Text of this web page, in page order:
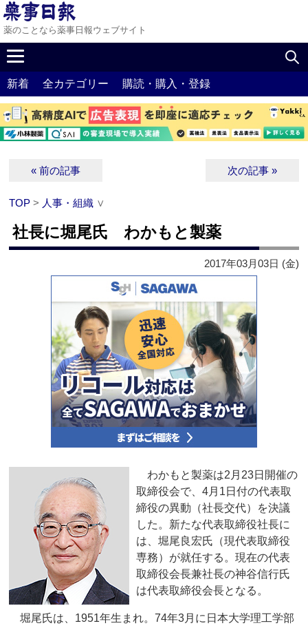
薬のことなら薬事日報ウェブサイト
新着 全カテゴリー 購読・購入・登録
« 前の記事 次の記事 »
TOP > 人事・組織 ∨
社長に堀尾氏 わかもと製薬
2017年03月03日 (金)
わかもと製薬は2月23日開催の
取締役会で、4月1日付の代表取
締役の異動（社長交代）を決議
した。新たな代表取締役社長に
は、堀尾良宏氏（現代表取締役
専務）が就任する。現在の代表
取締役会長兼社長の神谷信行氏
は代表取締役会長となる。
堀尾氏は、1951年生まれ。74年3月に日本大学理工学部